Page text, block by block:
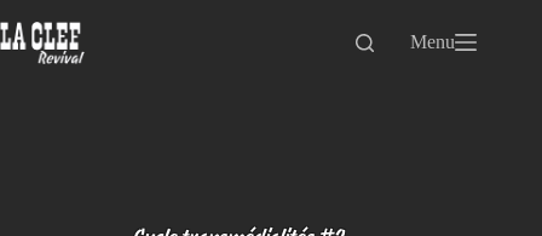
au
contenu
Menu